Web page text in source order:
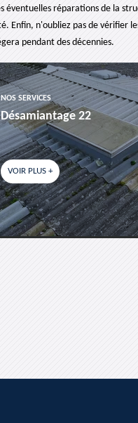
réparations de la
Enfin, n'oubliez pas de vérifier
pendant des décennies.
NOS SERVICES
Désamiantage 22
VOIR PLUS +